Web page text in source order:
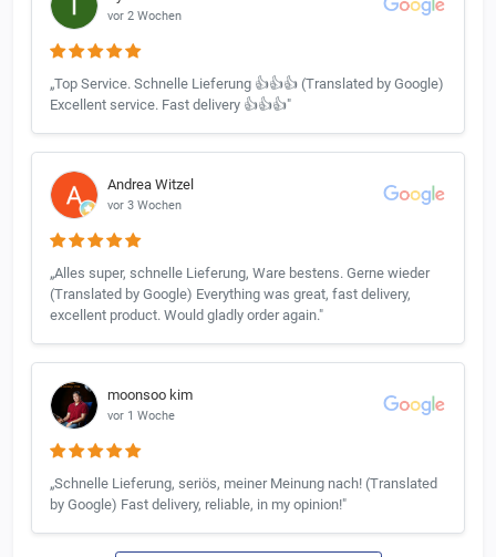
vor 2 Wochen
„Top Service. Schnelle Lieferung 👍👍👍 (Translated by Google)
Excellent service. Fast delivery 👍👍👍"
Andrea Witzel
vor 3 Wochen
„Alles super, schnelle Lieferung, Ware bestens. Gerne wieder
(Translated by Google) Everything was great, fast delivery,
excellent product. Would gladly order again."
moonsoo kim
vor 1 Woche
„Schnelle Lieferung, seriös, meiner Meinung nach! (Translated
by Google) Fast delivery, reliable, in my opinion!"